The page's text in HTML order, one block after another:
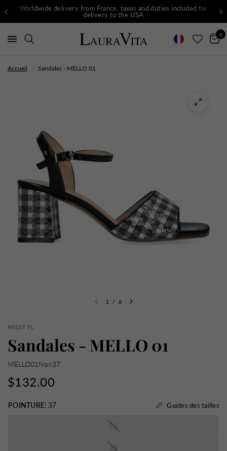
Worldwide delivery from France, taxes and duties included for
delivery to the USA
0
Accueil Sandales - MELLO 01
1 / 6
MISSTYL
Sandales - MELLO 01
MELLO01Noir37
$132.00
POINTURE: 37 Guides des tailles
35
36